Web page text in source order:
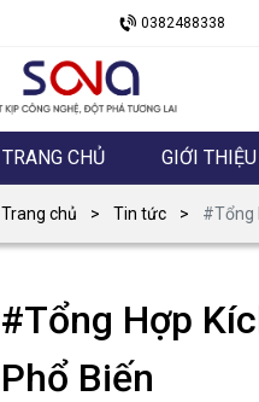
0382488338
TRANG CHỦ GIỚI THIỆU
Trang chủ Tin tức #Tổng
#Tổng Hợp
Phổ Biến